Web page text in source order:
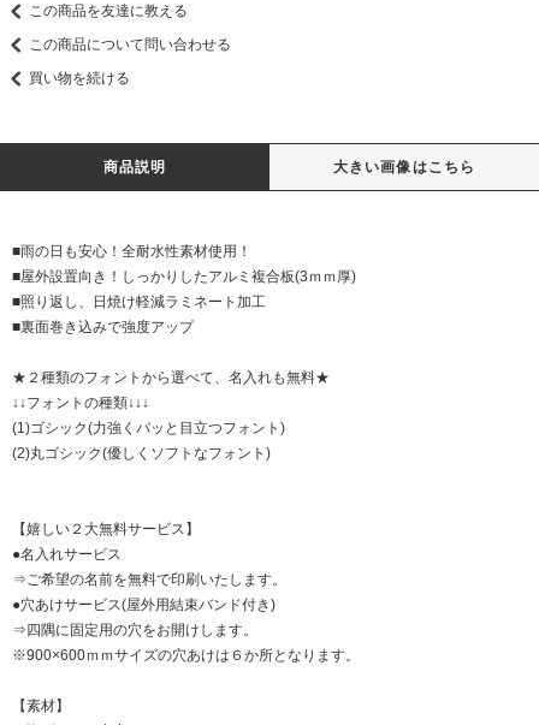
この商品を友達に教える
この商品について問い合わせる
買い物を続ける
商品説明 大きい画像はこちら
■雨の日も安心！全耐水性素材使用！
■屋外設置向き！しっかりしたアルミ複合板(3ｍｍ厚)
■照り返し、日焼け軽減ラミネート加工
■裏面巻き込みで強度アップ
★２種類のフォントから選べて、名入れも無料★
↓↓フォントの種類↓↓↓
(1)ゴシック(力強くパッと目立つフォント)
(2)丸ゴシック(優しくソフトなフォント)
【嬉しい２大無料サービス】
●名入れサービス
⇒ご希望の名前を無料で印刷いたします。
●穴あけサービス(屋外用結束バンド付き)
⇒四隅に固定用の穴をお開けします。
※900×600ｍｍサイズの穴あけは６か所となります。
【素材】